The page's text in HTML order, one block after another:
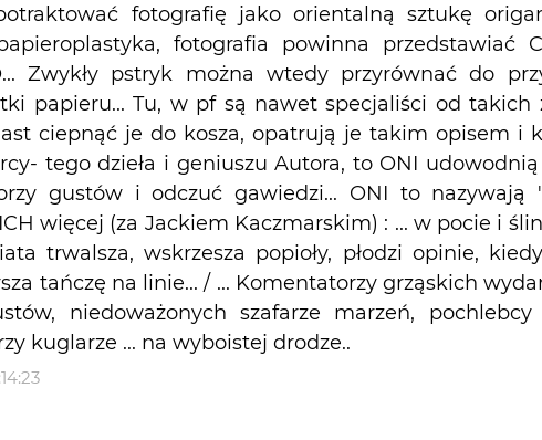
fotografię jako orientalną sztukę
fotografia powinna przedstawiać
Zwykły pstryk można wtedy przyrównać do
papieru... Tu, w pf są nawet specjaliści od
ciepnąć je do kosza, opatrują je takim opisem i
tego dzieła i geniuszu Autora, to ONI
gustów i odczuć gawiedzi... ONI to nazywają
więcej (za Jackiem Kaczmarskim) : ... w pocie i
trwalsza, wskrzesza popioły, płodzi opinie,
tańczę na linie... / ... Komentatorzy grząskich
niedoważonych szafarze marzeń, pochlebcy
kuglarze ... na wyboistej drodze..